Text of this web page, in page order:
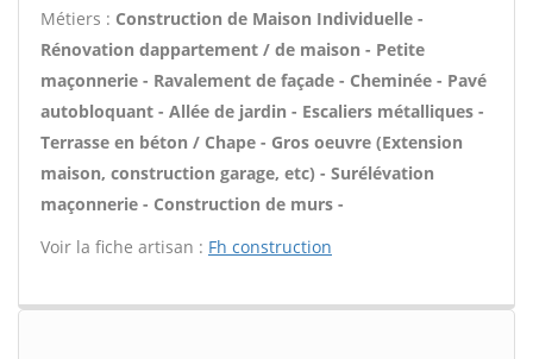
Métiers : Construction de Maison Individuelle -
Rénovation dappartement / de maison - Petite
maçonnerie - Ravalement de façade - Cheminée - Pavé
autobloquant - Allée de jardin - Escaliers métalliques -
Terrasse en béton / Chape - Gros oeuvre (Extension
maison, construction garage, etc) - Surélévation
maçonnerie - Construction de murs -
Voir la fiche artisan : Fh construction